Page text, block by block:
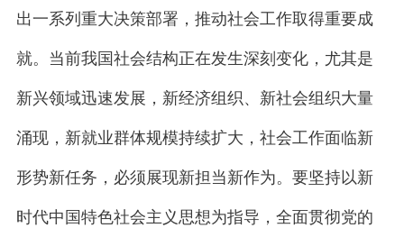
出一系列重大决策部署，推动社会工作取得重要成
就。当前我国社会结构正在发生深刻变化，尤其是
新兴领域迅速发展，新经济组织、新社会组织大量
涌现，新就业群体规模持续扩大，社会工作面临新
形势新任务，必须展现新担当新作为。要坚持以新
时代中国特色社会主义思想为指导，全面贯彻党的